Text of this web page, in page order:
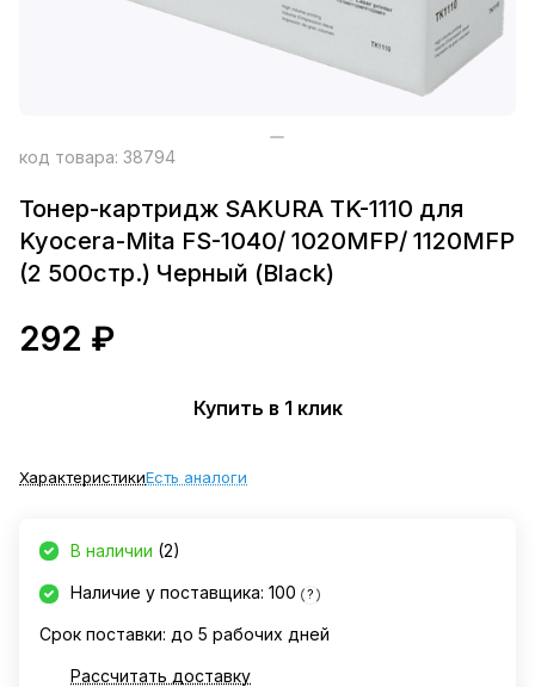
код товара: 38794
Тонер-картридж SAKURA TK-1110 для
Kyocera-Mita FS-1040/ 1020MFP/ 1120MFP
(2 500стр.) Черный (Black)
292 ₽
Купить в 1 клик
ХарактеристикиЕсть аналоги
В наличии (2)
Наличие у поставщика: 100 ?
Срок поставки: до 5 рабочих дней
Рассчитать доставку